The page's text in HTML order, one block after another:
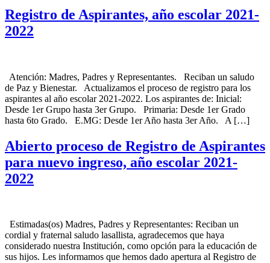
Registro de Aspirantes, año escolar 2021-
2022
Atención: Madres, Padres y Representantes. Reciban un saludo
de Paz y Bienestar. Actualizamos el proceso de registro para los
aspirantes al año escolar 2021-2022. Los aspirantes de: Inicial:
Desde 1er Grupo hasta 3er Grupo. Primaria: Desde 1er Grado
hasta 6to Grado. E.MG: Desde 1er Año hasta 3er Año. A […]
Abierto proceso de Registro de Aspirantes
para nuevo ingreso, año escolar 2021-
2022
Estimadas(os) Madres, Padres y Representantes: Reciban un
cordial y fraternal saludo lasallista, agradecemos que haya
considerado nuestra Institución, como opción para la educación de
sus hijos. Les informamos que hemos dado apertura al Registro de